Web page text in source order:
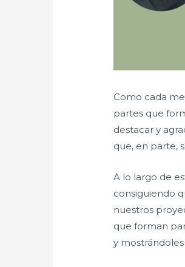
Como cada
partes que
destacar y
que, en parte,
A lo largo de
consiguiendo
nuestros
que forman
y